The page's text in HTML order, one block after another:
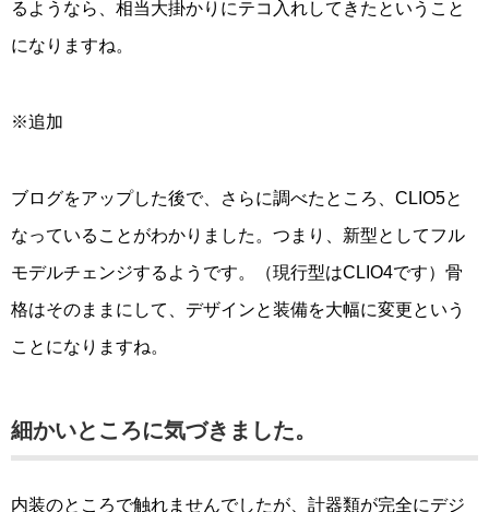
るようなら、相当大掛かりにテコ入れしてきたということ
になりますね。
※追加
ブログをアップした後で、さらに調べたところ、CLIO5と
なっていることがわかりました。つまり、新型としてフル
モデルチェンジするようです。（現行型はCLIO4です）骨
格はそのままにして、デザインと装備を大幅に変更という
ことになりますね。
細かいところに気づきました。
内装のところで触れませんでしたが、計器類が完全にデジ